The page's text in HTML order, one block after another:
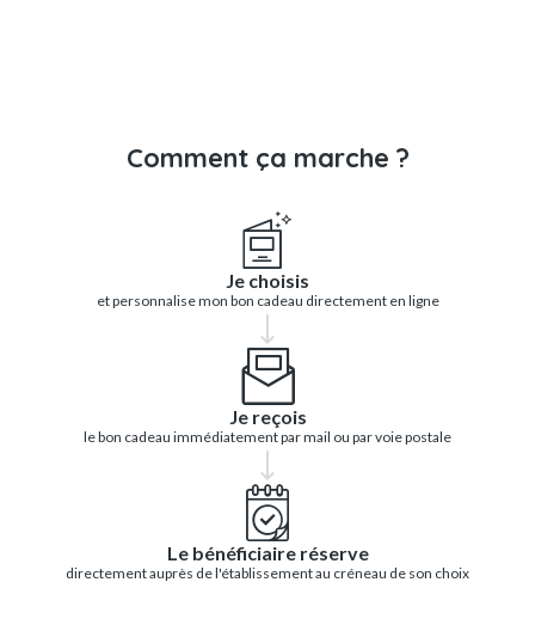
Comment ça marche ?
Je choisis
et personnalise mon bon cadeau directement en ligne
Je reçois
le bon cadeau immédiatement par mail ou par voie postale
Le bénéficiaire réserve
directement auprès de l'établissement au créneau de son choix